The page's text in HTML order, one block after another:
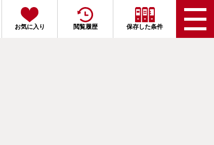
お気に入り 閲覧履歴 保存した条件